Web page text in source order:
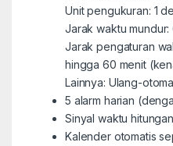
Unit pengukuran: 1
Jarak waktu mundur:
Jarak pengaturan
hingga 60 menit
Lainnya: Ulang-
5 alarm harian
Sinyal waktu
Kalender otomatis